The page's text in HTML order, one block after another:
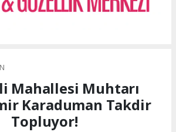
Mahallesi Muhtarı
Karaduman Takdir
Topluyor!